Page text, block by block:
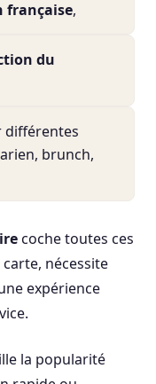
française,
du
différentes
brunch,
coche toutes ces
carte, nécessite
expérience
la popularité